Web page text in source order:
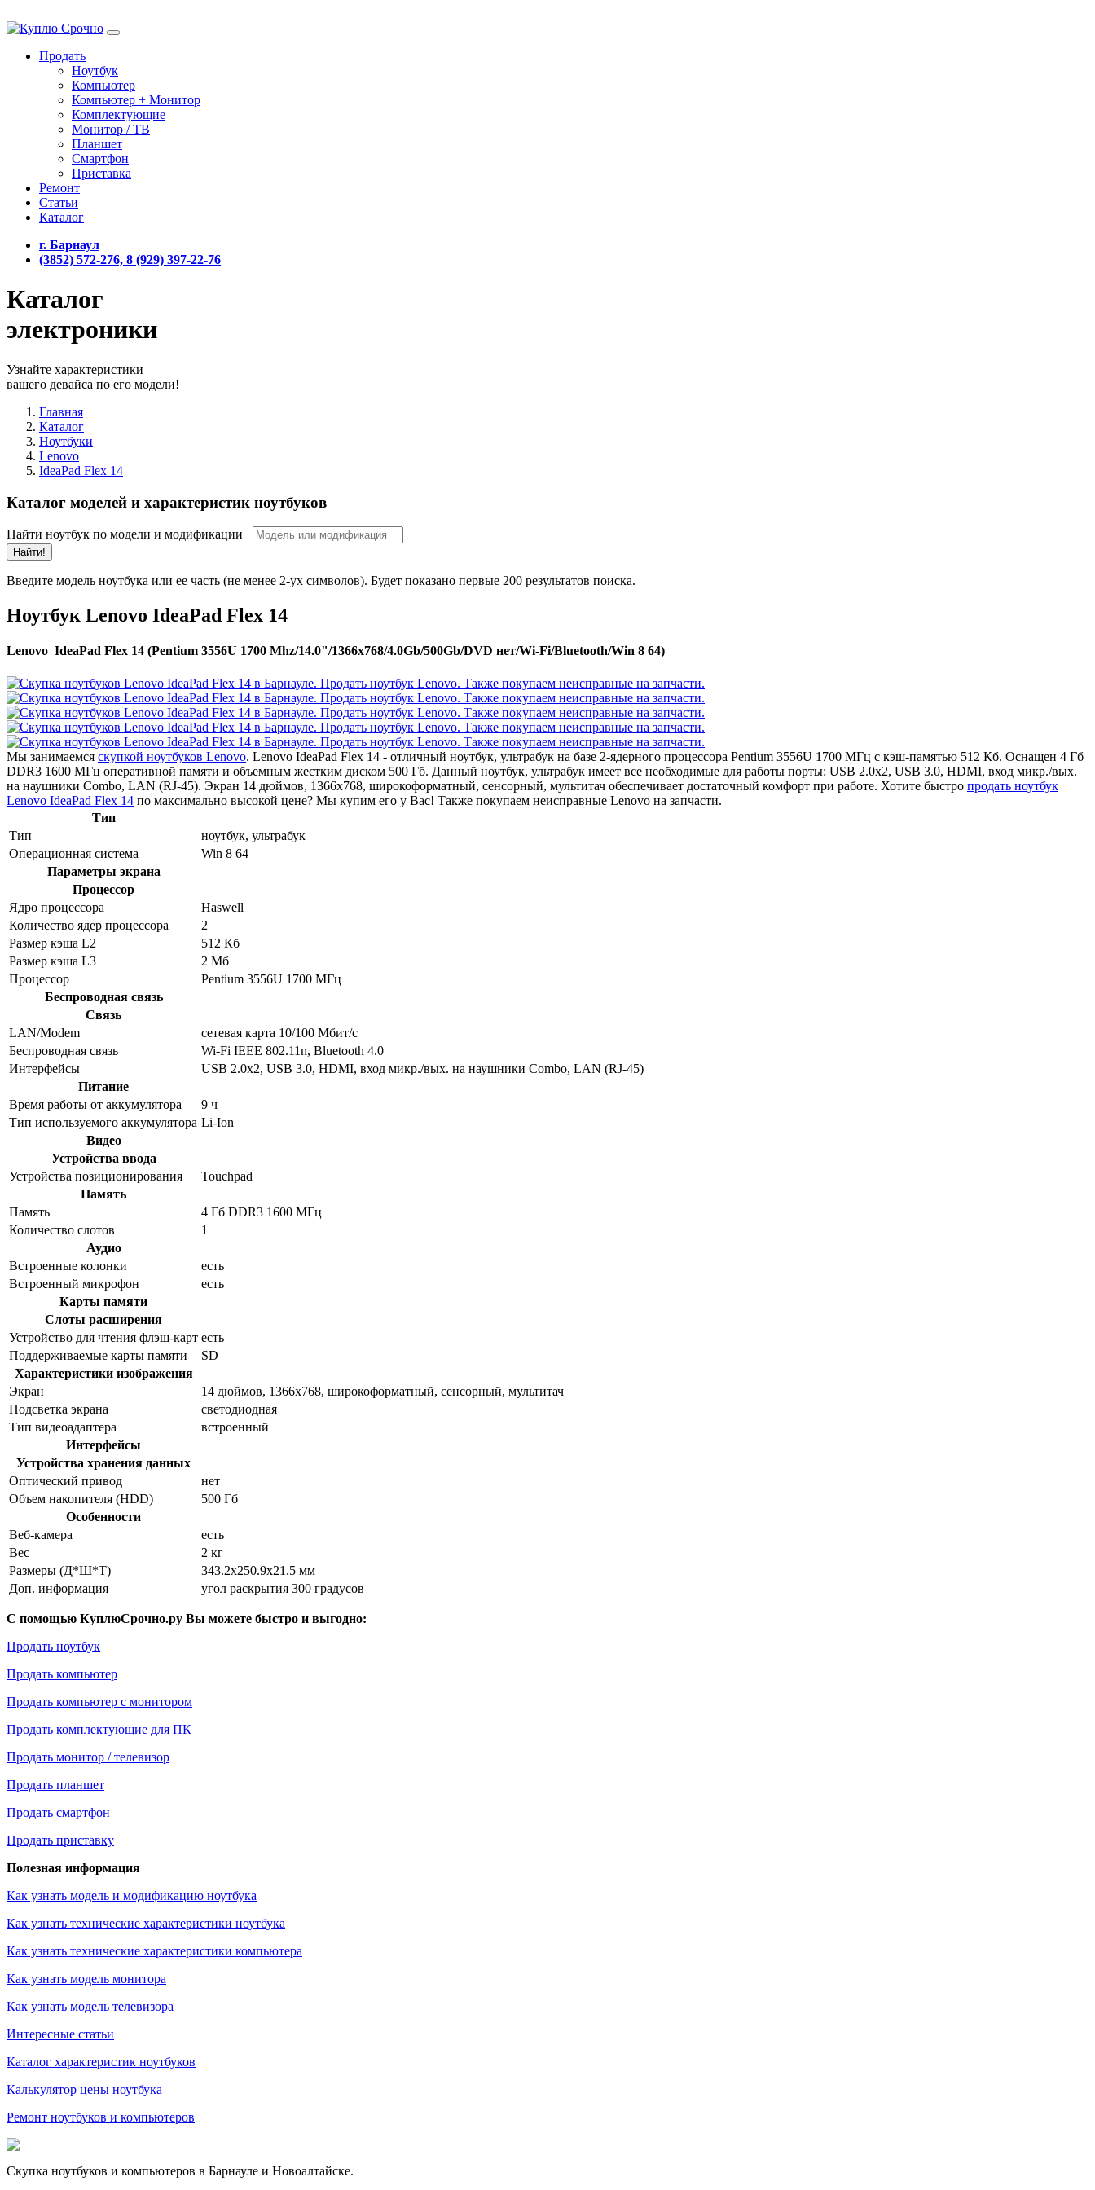
Продать
Ноутбук
Компьютер
Компьютер + Монитор
Комплектующие
Монитор / ТВ
Планшет
Смартфон
Приставка
Ремонт
Статьи
Каталог
г. Барнаул
(3852) 572-276, 8 (929) 397-22-76
Каталог
электроники
Узнайте характеристики
вашего девайса по его модели!
Главная
Каталог
Ноутбуки
Lenovo
IdeaPad Flex 14
Каталог моделей и характеристик ноутбуков
Найти ноутбук по модели и модификации
Найти!
Введите модель ноутбука или ее часть (не менее 2-ух символов). Будет показано первые 200 результатов поиска.
Ноутбук Lenovo IdeaPad Flex 14
Lenovo IdeaPad Flex 14 (Pentium 3556U 1700 Mhz/14.0"/1366x768/4.0Gb/500Gb/DVD нет/Wi-Fi/Bluetooth/Win 8 64)
Мы занимаемся скупкой ноутбуков Lenovo. Lenovo IdeaPad Flex 14 - отличный ноутбук, ультрабук на базе 2-ядерного процессора Pentium 3556U 1700 МГц с кэш-памятью 512 Кб. Оснащен 4 Гб
DDR3 1600 МГц оперативной памяти и объемным жестким диском 500 Гб. Данный ноутбук, ультрабук имеет все необходимые для работы порты: USB 2.0x2, USB 3.0, HDMI, вход микр./вых.
на наушники Combo, LAN (RJ-45). Экран 14 дюймов, 1366x768, широкоформатный, сенсорный, мультитач обеспечивает достаточный комфорт при работе. Хотите быстро продать ноутбук
Lenovo IdeaPad Flex 14 по максимально высокой цене? Мы купим его у Вас! Также покупаем неисправные Lenovo на запчасти.
Тип
Тип
ноутбук, ультрабук
Операционная система
Win 8 64
Параметры экрана
Процессор
Ядро процессора
Haswell
Количество ядер процессора
2
Размер кэша L2
512 Кб
Размер кэша L3
2 Мб
Процессор
Pentium 3556U 1700 МГц
Беспроводная связь
Связь
LAN/Modem
сетевая карта 10/100 Мбит/c
Беспроводная связь
Wi-Fi IEEE 802.11n, Bluetooth 4.0
Интерфейсы
USB 2.0x2, USB 3.0, HDMI, вход микр./вых. на наушники Combo, LAN (RJ-45)
Питание
Время работы от аккумулятора
9 ч
Тип используемого аккумулятора Li-Ion
Видео
Устройства ввода
Устройства позиционирования
Touchpad
Память
Память
4 Гб DDR3 1600 МГц
Количество слотов
1
Аудио
Встроенные колонки
есть
Встроенный микрофон
есть
Карты памяти
Слоты расширения
Устройство для чтения флэш-карт есть
Поддерживаемые карты памяти
SD
Характеристики изображения
Экран
14 дюймов, 1366x768, широкоформатный, сенсорный, мультитач
Подсветка экрана
светодиодная
Тип видеоадаптера
встроенный
Интерфейсы
Устройства хранения данных
Оптический привод
нет
Объем накопителя (HDD)
500 Гб
Особенности
Веб-камера
есть
Вес
2 кг
Размеры (Д*Ш*Т)
343.2x250.9x21.5 мм
Доп. информация
угол раскрытия 300 градусов
С помощью КуплюСрочно.ру Вы можете быстро и выгодно:
Продать ноутбук
Продать компьютер
Продать компьютер с монитором
Продать комплектующие для ПК
Продать монитор / телевизор
Продать планшет
Продать смартфон
Продать приставку
Полезная информация
Как узнать модель и модификацию ноутбука
Как узнать технические характеристики ноутбука
Как узнать технические характеристики компьютера
Как узнать модель монитора
Как узнать модель телевизора
Интересные статьи
Каталог характеристик ноутбуков
Калькулятор цены ноутбука
Ремонт ноутбуков и компьютеров
Скупка ноутбуков и компьютеров в Барнауле и Новоалтайске.